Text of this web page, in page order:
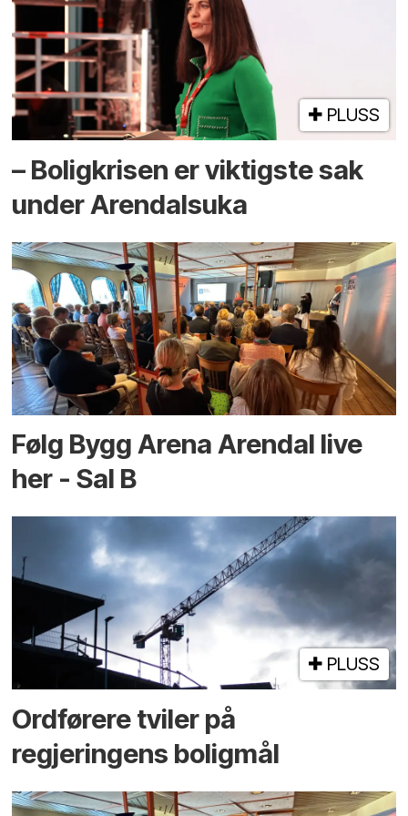
PLUSS
– Boligkrisen er viktigste sak
under Arendalsuka
Følg Bygg Arena Arendal live
her - Sal B
PLUSS
Ordførere tviler på
regjeringens boligmål